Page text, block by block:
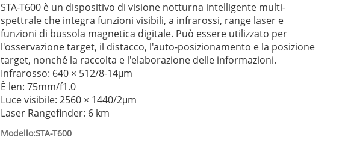
STA-T600 è un dispositivo di visione notturna intelligente multi-
spettrale che integra funzioni visibili, a infrarossi, range laser e
funzioni di bussola magnetica digitale. Può essere utilizzato per
l'osservazione target, il distacco, l'auto-posizionamento e la posizione
target, nonché la raccolta e l'elaborazione delle informazioni.
Infrarosso: 640 × 512/8-14μm
È len: 75mm/f1.0
Luce visibile: 2560 × 1440/2μm
Laser Rangefinder: 6 km
Modello:STA-T600